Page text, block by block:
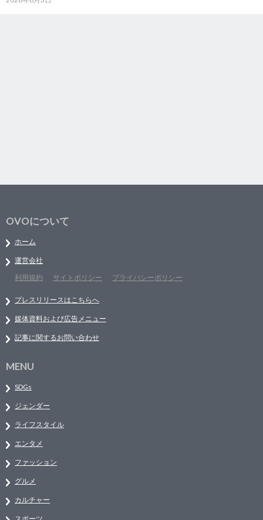
OVOについて
ホーム
運営会社
利用規約
サイトポリシー プライバシーポリシー
プレスリリースはこちらへ
媒体資料および広告メニュー
記事に関するお問い合わせ
MENU
SDGs
ジェンダー
ライフスタイル
エンタメ
ファッション
グルメ
カルチャー